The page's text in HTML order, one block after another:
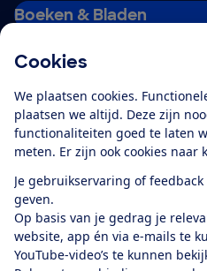
Cookies
We plaatsen cookies.
plaatsen we altijd. Deze zijn
functionaliteiten goed te laten
meten. Er zijn ook cookies naar
Je gebruikservaring of
geven.
Op basis van je gedrag je
website, app én via e-mails te
YouTube-video’s te kunnen
Boeken & Bladen
Alles over de
app
Algemene Voorwaarden
Cookiebeleid